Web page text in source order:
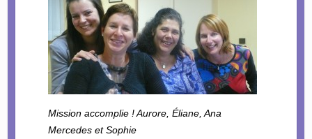
Mission accomplie ! Aurore, Éliane, Ana
Mercedes et Sophie